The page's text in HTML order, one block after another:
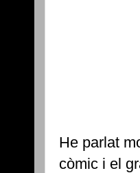
He parlat
còmic i el